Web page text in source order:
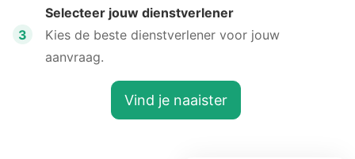
3
Selecteer jouw dienstverlener
Kies de beste dienstverlener voor jouw
aanvraag.
Vind je naaister